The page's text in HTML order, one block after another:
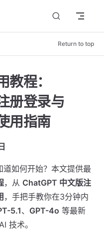
Return to top
程：
册登录与
用指南
如何开始？本文提供最
，从 ChatGPT 中文版注
，手把手教你在3分钟内
5.1、 GPT-4o 等最新
技术。